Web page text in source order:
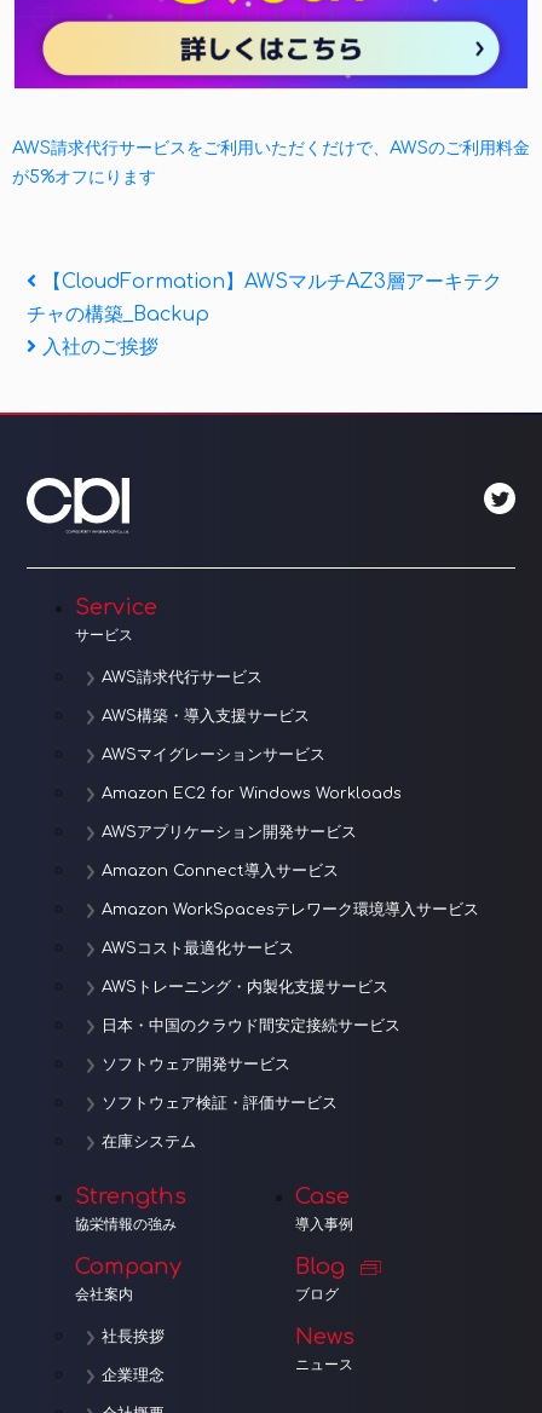
AWS請求代行サービスをご利用いただくだけで、AWSのご利用料金
が5%オフにります
投
稿
ビ
ゲ
ー
シ
ョ
Previous
Post
【CloudFormation】AWSマルチAZ3層アーキテク
チャの構築_Backup
Next
入社のご挨拶
Service
サービス
AWS請求代行サービス
AWS構築・導入支援サービス
AWSマイグレーションサービス
Amazon EC2 for Windows Workloads
AWSアプリケーション開発サービス
Amazon Connect導入サービス
Amazon WorkSpacesテレワーク環境導入サービス
AWSコスト最適化サービス
AWSトレーニング・内製化支援サービス
日本・中国のクラウド間安定接続サービス
ソフトウェア開発サービス
ソフトウェア検証・評価サービス
在庫システム
Strengths
協栄情報の強み
Company
会社案内
社長挨拶
企業理念
Case
導入事例
Blog
ブログ
News
ニュース